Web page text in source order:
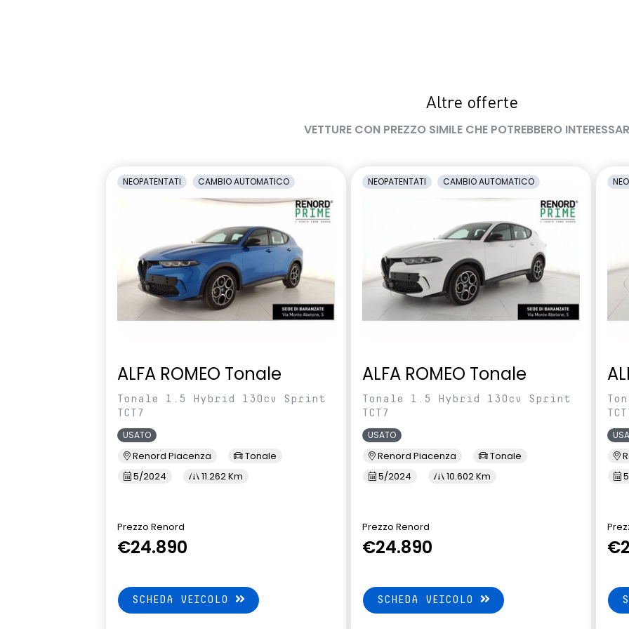
Altre offerte
VETTURE CON PREZZO SIMILE CHE POTREBBERO
NEOPATENTATI CAMBIO AUTOMATICO
ALFA ROMEO Tonale
Tonale 1.5 Hybrid 130cv Sprint
TCT7
USATO
Renord Piacenza
Tonale
5/2024
11.262 Km
Prezzo Renord
€24.890
SCHEDA VEICOLO
NEOPATENTATI CAMBIO AUTOMATICO
ALFA ROMEO Tonale
Tonale 1.5 Hybrid 130cv Sprint
TCT7
USATO
Renord Piacenza
Tonale
5/2024
10.602 Km
Prezzo Renord
€24.890
SCHEDA VEICOLO